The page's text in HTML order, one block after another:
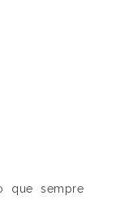
que sempre